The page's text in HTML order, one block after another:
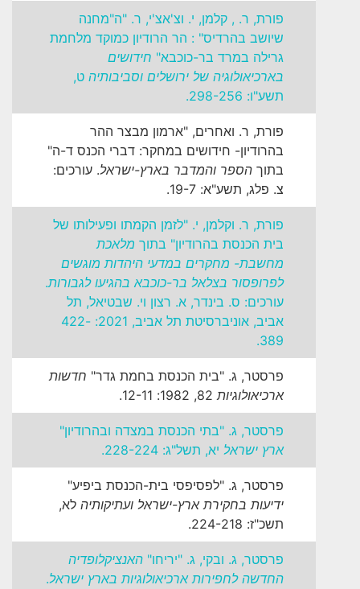
פורת, ר. , קלמן, י. וצ'אצ'י, ר. "ה"מחנה
שיושב בהרדיס" : הר הרודיון כמוקד מלחמת
גרילה במרד בר-כוכבא" חידושים
בארכיאולוגיה של ירושלים וסביבותיה ט,
תשע"ו: 298-256.
פורת, ר. ואחרים, "ארמון מבצר ההר
בהרודיון- חידושים במחקר: דברי הכנס ד-ה"
בתוך הספר והמדבר בארץ-ישראל. עורכים:
צ. פלג, תשע"א: 19-7.
פורת, ר. וקלמן, י. "לזמן הקמתו ופעילותו של
בית הכנסת בהרודיון" בתוך מלאכת
מחשבת- מחקרים במדעי היהדות מוגשים
לפרופסור בצלאל בר-כוכבא בהגיעו לגבורות.
עורכים: ס. בינדר, א. רצון וי. שבטיאל, תל
אביב, אוניברסיטת תל אביב, 2021: 422-
389.
פרסטר, ג. "בית הכנסת בחמת גדר" חדשות
ארכיאולוגיות82, 1982: 12-11.
פרסטר, ג. "בתי הכנסת במצדה ובהרודיון"
ארץ ישראל יא, תשל"ג: 228-224.
פרסטר, ג. "לפסיפסי בית-הכנסת ביפיע"
ידיעות בחקירת ארץ-ישראל ועתיקותיה לא,
תשכ"ז: 224-218.
פרסטר, ג. ובקי, ג. "יריחו" האנציקלופדיה
החדשה לחפירות ארכיאולוגיות בארץ ישראל.